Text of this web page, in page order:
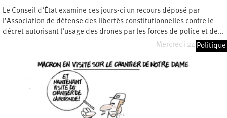
Le Conseil d’État examine ces jours-ci un recours déposé par
l’Association de défense des libertés constitutionnelles contre le
décret autorisant l’usage des drones par les forces de police et de…
Mercredi 24 mai 2023
Politique